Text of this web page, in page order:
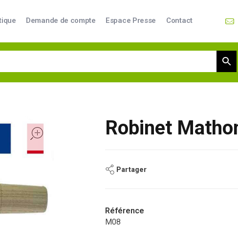
Demande de compte Espace Presse Contact
Robinet
Partager
Référence
M08